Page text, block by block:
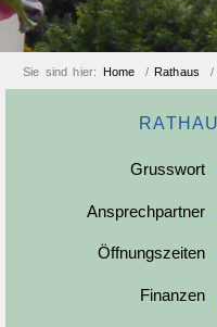
Sie sind hier: Home / Rathaus /
Grusswort
Ansprechpartner
Öffnungszeiten
Finanzen